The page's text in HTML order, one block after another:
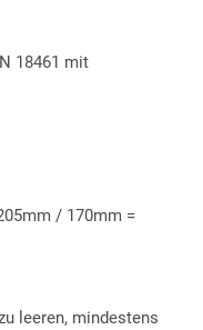
18461 mit
/ 170mm =
leeren, mindestens